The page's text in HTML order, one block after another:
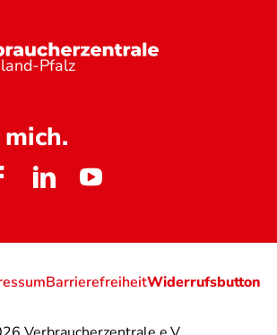
Pfalz
BarrierefreiheitWiderrufsbutton